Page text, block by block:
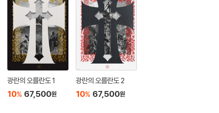
광란의 오를란도 1
10% 67,500원
광란의 오를란도 2
10% 67,500원